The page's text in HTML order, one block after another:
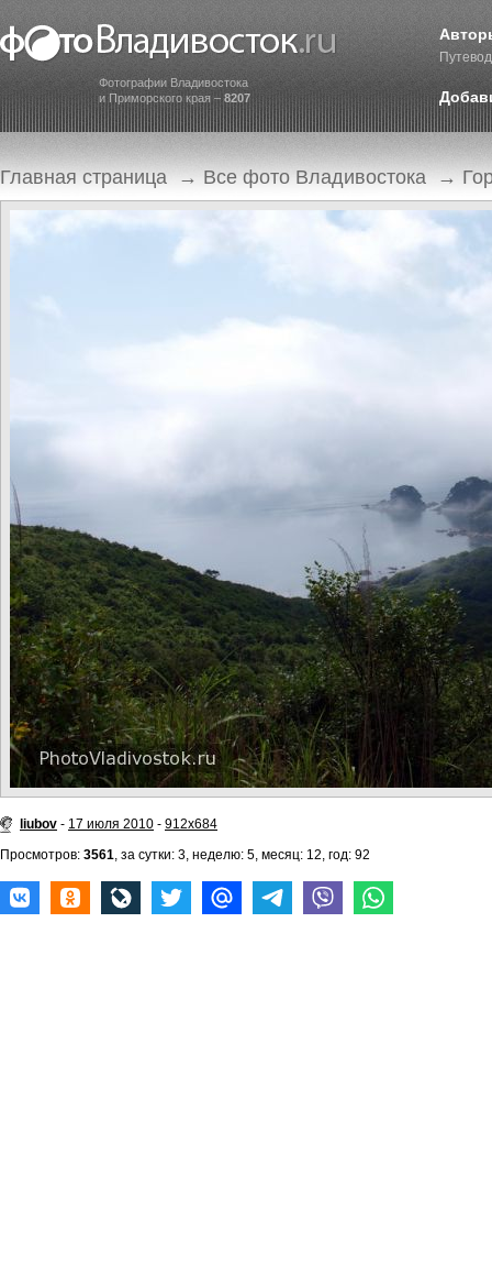
Фотографии Владивостока
и Приморского края – 8207
Главная страница → Все фото Владивостока →
liubov - 17 июля 2010 - 912x684
Просмотров: 3561, за сутки: 3, неделю: 5, месяц: 12, год: 92